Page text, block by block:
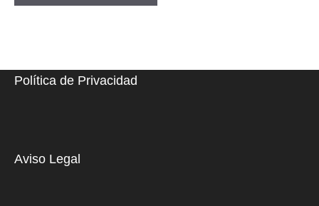
Política de Privacidad
Aviso Legal